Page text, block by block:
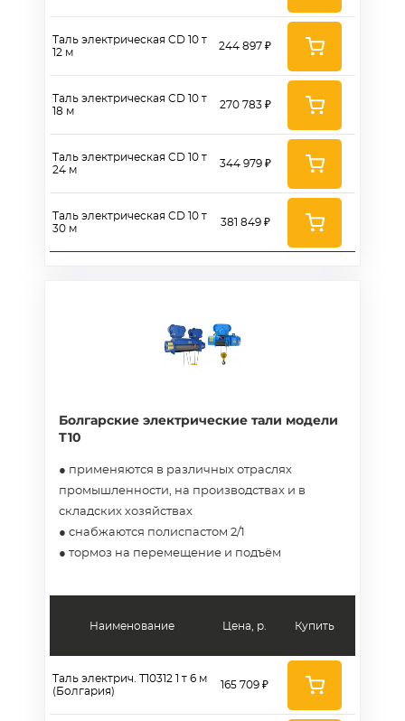
Таль электрическая CD 10 т
12 м
Таль электрическая CD 10 т
18 м
Таль электрическая CD 10 т
24 м
Таль электрическая CD 10 т
30 м
244 897 ₽
270 783 ₽
344 979 ₽
381 849 ₽
Болгарские электрические тали модели
T10
● применяются в различных отраслях
промышленности, на производствах и в
складских хозяйствах
● снабжаются полиспастом 2/1
● тормоз на перемещение и подъём
Наименование
Таль электрич. Т10312 1 т 6 м
(Болгария)
Цена, р.
165 709 ₽
Купить